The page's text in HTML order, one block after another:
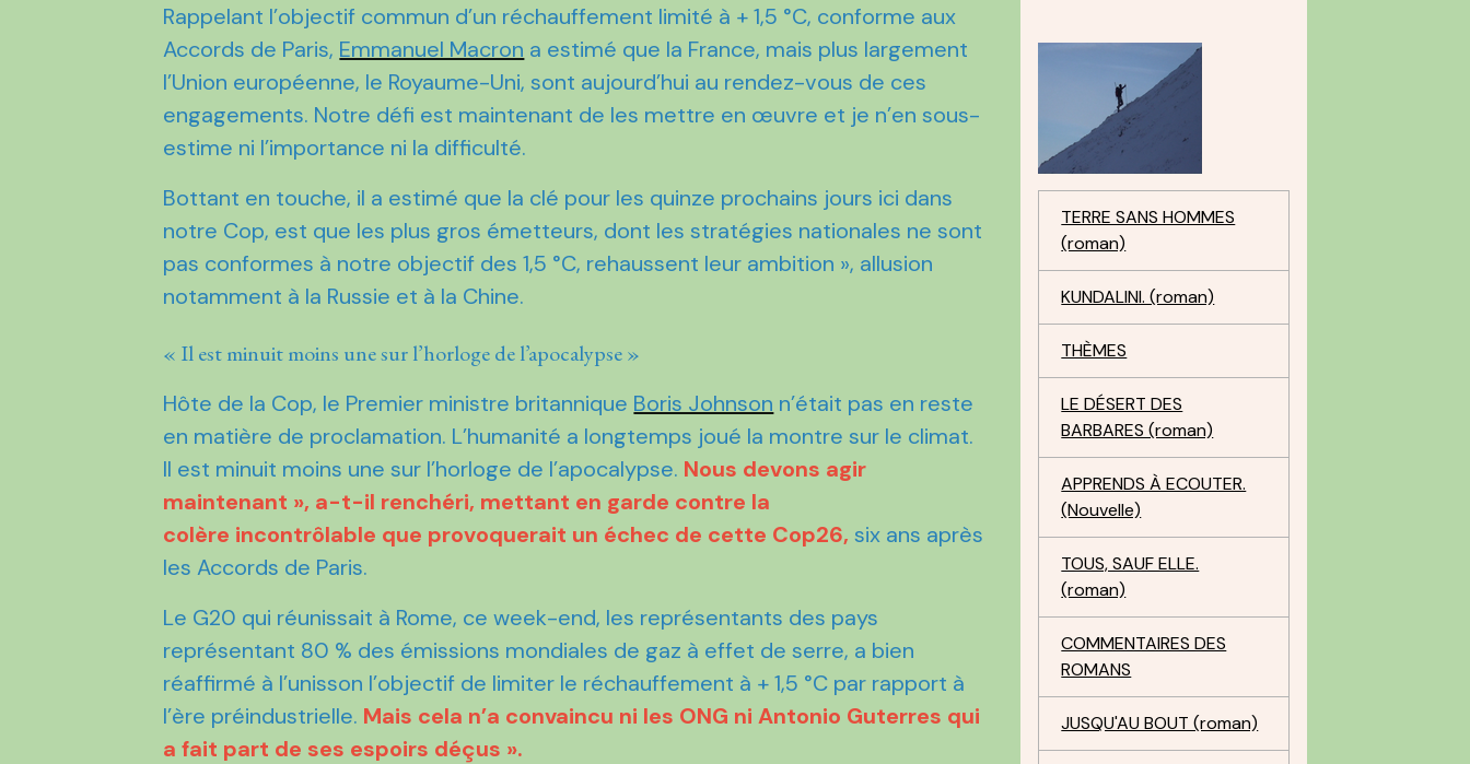
Rappelant l’objectif commun d’un réchauffement limité à + 1,5 °C, conforme aux
Accords de Paris, Emmanuel Macron a estimé que la France, mais plus largement
l’Union européenne, le Royaume-Uni, sont aujourd’hui au rendez-vous de ces
engagements. Notre défi est maintenant de les mettre en œuvre et je n’en sous-
estime ni l’importance ni la difficulté. ​
Bottant en touche, il a estimé que la clé pour les quinze prochains jours ici dans
notre Cop, est que les plus gros émetteurs, dont les stratégies nationales ne sont
pas conformes à notre objectif des 1,5 °C, rehaussent leur ambition », ​allusion
notamment à la Russie et à la Chine.
« Il est minuit moins une sur l’horloge de l’apocalypse »
Hôte de la Cop, le Premier ministre britannique Boris Johnson n’était pas en reste
en matière de proclamation. L’humanité a longtemps joué la montre sur le climat.
Il est minuit moins une sur l’horloge de l’apocalypse. Nous devons agir
maintenant », ​a-t-il renchéri, mettant en garde contre la
colère incontrôlable ​que provoquerait un échec de cette Cop26, six ans après
les Accords de Paris.
Le G20 qui réunissait à Rome, ce week-end, les représentants des pays
représentant 80 % des émissions mondiales de gaz à effet de serre, a bien
réaffirmé à l’unisson l’objectif de limiter le réchauffement à + 1,5 °C par rapport à
l’ère préindustrielle. Mais cela n’a convaincu ni les ONG ni Antonio Guterres qui
a fait part de ses espoirs déçus ».
TERRE SANS HOMMES
(roman)
KUNDALINI. (roman)
THÈMES
LE DÉSERT DES
BARBARES (roman)
APPRENDS À ECOUTER.
(Nouvelle)
TOUS, SAUF ELLE.
(roman)
COMMENTAIRES DES
ROMANS
JUSQU'AU BOUT (roman)